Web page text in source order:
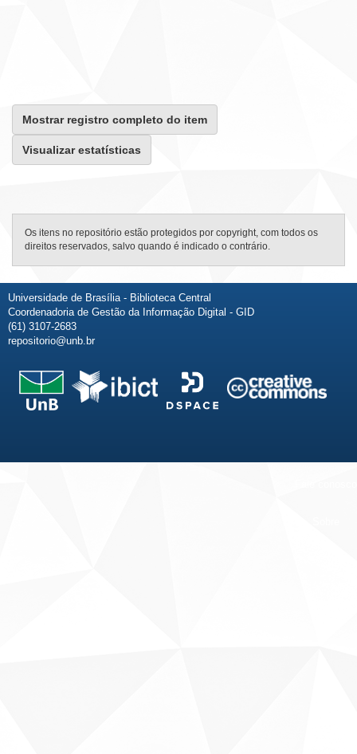
Mostrar registro completo do item
Visualizar estatísticas
Os itens no repositório estão protegidos por copyright, com todos os
direitos reservados, salvo quando é indicado o contrário.
Universidade de Brasília - Biblioteca Central
Coordenadoria de Gestão da Informação Digital - GID
(61) 3107-2683
repositorio@unb.br